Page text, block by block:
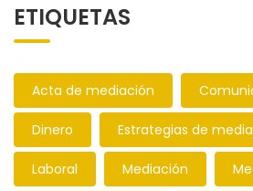
ETIQUETAS
Acta de mediación
Dinero Estrategias de
Laboral Mediación